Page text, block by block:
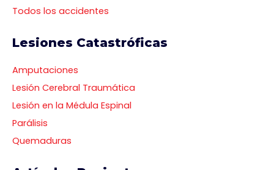
Todos los accidentes
Lesiones Catastróficas
Amputaciones
Lesión Cerebral Traumática
Lesión en la Médula Espinal
Parálisis
Quemaduras